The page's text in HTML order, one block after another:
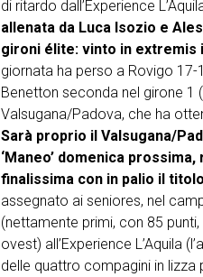
di ritardo dall’Experience
allenata da Luca Isozio e
gironi élite: vinto in
giornata ha perso a Rovigo
Benetton seconda nel girone 1
Valsugana/Padova, che ha
Sarà proprio il Valsugana/
‘Maneo’ domenica
finalissima con in palio il
assegnato ai seniores, nel
(nettamente primi, con 85
ovest) all’Experience L’Aquila
delle quattro compagini in lizza